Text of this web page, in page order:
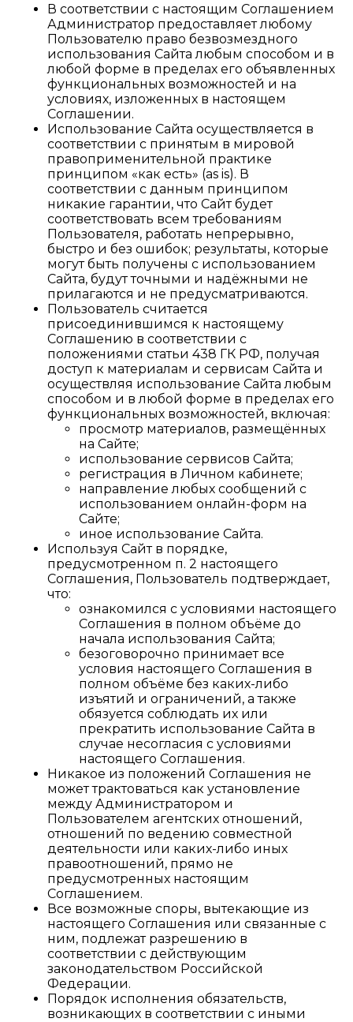
В соответствии с настоящим Соглашением
Администратор предоставляет любому
Пользователю право безвозмездного
использования Сайта любым способом и в
любой форме в пределах его объявленных
функциональных возможностей и на
условиях, изложенных в настоящем
Соглашении.
Использование Сайта осуществляется в
соответствии с принятым в мировой
правоприменительной практике
принципом «как есть» (as is). В
соответствии с данным принципом
никакие гарантии, что Сайт будет
соответствовать всем требованиям
Пользователя, работать непрерывно,
быстро и без ошибок; результаты, которые
могут быть получены с использованием
Сайта, будут точными и надёжными не
прилагаются и не предусматриваются.
Пользователь считается
присоединившимся к настоящему
Соглашению в соответствии с
положениями статьи 438 ГК РФ, получая
доступ к материалам и сервисам Сайта и
осуществляя использование Сайта любым
способом и в любой форме в пределах его
функциональных возможностей, включая:
просмотр материалов, размещённых
на Сайте;
использование сервисов Сайта;
регистрация в Личном кабинете;
направление любых сообщений с
использованием онлайн-форм на
Сайте;
иное использование Сайта.
Используя Сайт в порядке,
предусмотренном п. 2 настоящего
Соглашения, Пользователь подтверждает,
что:
ознакомился с условиями настоящего
Соглашения в полном объёме до
начала использования Сайта;
безоговорочно принимает все
условия настоящего Соглашения в
полном объёме без каких-либо
изъятий и ограничений, а также
обязуется соблюдать их или
прекратить использование Сайта в
случае несогласия с условиями
настоящего Соглашения.
Никакое из положений Соглашения не
может трактоваться как установление
между Администратором и
Пользователем агентских отношений,
отношений по ведению совместной
деятельности или каких-либо иных
правоотношений, прямо не
предусмотренных настоящим
Соглашением.
Все возможные споры, вытекающие из
настоящего Соглашения или связанные с
ним, подлежат разрешению в
соответствии с действующим
законодательством Российской
Федерации.
Порядок исполнения обязательств,
возникающих в соответствии с иными